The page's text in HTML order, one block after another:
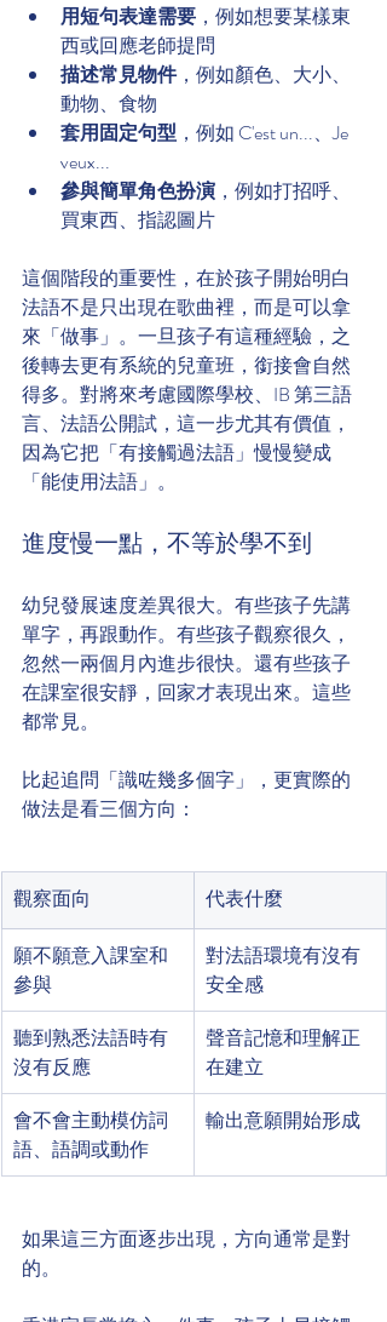
用短句表達需要 ，例如想要某樣東
西或回應老師提問
描述常見物件，例如顏色、大小、
動物、食物
套用固定句型 ，例如 C'est un...、Je
veux...
參與簡單角色扮演 ，例如打招呼、
買東西、指認圖片
這個階段的重要性，在於孩子開始明白
法語不是只出現在歌曲裡，而是可以拿
來「做事」。一旦孩子有這種經驗，之
後轉去更有系統的兒童班，銜接會自然
得多。對將來考慮國際學校、IB 第三語
言、法語公開試，這一步尤其有價值，
因為它把「有接觸過法語」慢慢變成
「能使用法語」。
進度慢一點，不等於學不到
幼兒發展速度差異很大。有些孩子先講
單字，再跟動作。有些孩子觀察很久，
忽然一兩個月內進步很快。還有些孩子
在課室很安靜，回家才表現出來。這些
都常見。
比起追問「識咗幾多個字」，更實際的
做法是看三個方向：
觀察面向 代表什麼
願不願意入課室和
參與
對法語環境有沒有
安全感
聽到熟悉法語時有
沒有反應
聲音記憶和理解正
在建立
會不會主動模仿詞
語、語調或動作
輸出意願開始形成
如果這三方面逐步出現，方向通常是對
的。